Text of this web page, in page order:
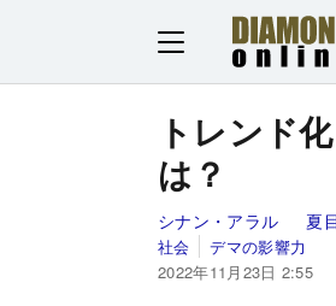
トレンド
は？
シナン・アラル 夏
社会
デマの影響力
2022年11月23日 2:55